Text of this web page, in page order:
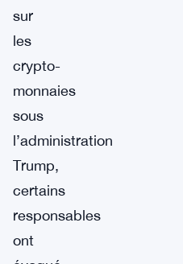
sur
les
crypto-
monnaies
sous
l’administration
Trump,
certains
responsables
ont